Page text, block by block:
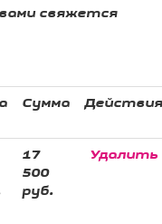
свяжется
Сумма Действия
17
500
руб.
Удалить